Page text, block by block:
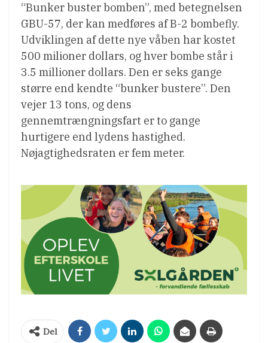
“Bunker buster bomben”, med betegnelsen
GBU-57, der kan medføres af B-2 bombefly.
Udviklingen af dette nye våben har kostet
500 milioner dollars, og hver bombe står i
3.5 millioner dollars. Den er seks gange
større end kendte “bunker bustere”. Den
vejer 13 tons, og dens
gennemtrængningsfart er to gange
hurtigere end lydens hastighed.
Nøjagtighedsraten er fem meter.
Del